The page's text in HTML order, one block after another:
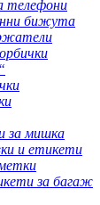
телефони
бижута
за мишка
и етикети
за багаж